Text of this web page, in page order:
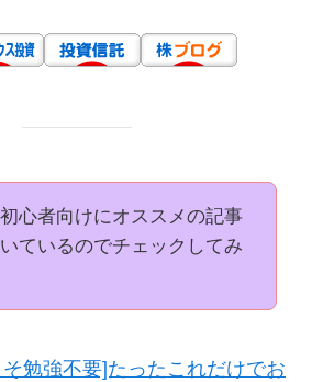
心者向けにオススメの記事
ているのでチェックしてみ
勉強不要]たったこれだけでお